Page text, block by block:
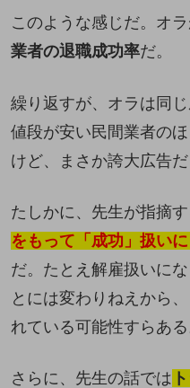
このような感じだ。オ
業者の退職成功率だ。
繰り返すが、オラは同
値段が安い民間業者の
けど、まさか誇大広告
たしかに、先生が指摘
をもって「成功」扱い
だ。たとえ解雇扱いに
とには変わりねえから
れている可能性すらある
さらに、先生の話では